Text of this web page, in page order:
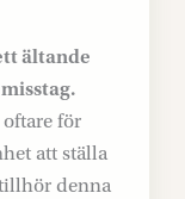
ältande
misstag.
för
att ställa
denna